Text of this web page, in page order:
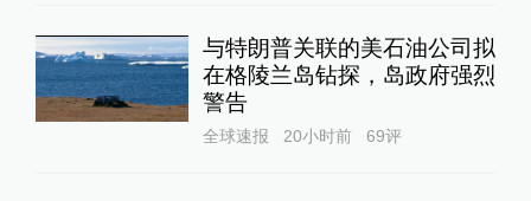
与特朗普关联的美石油公司拟
在格陵兰岛钻探，岛政府强烈
警告
全球速报 20小时前 69评